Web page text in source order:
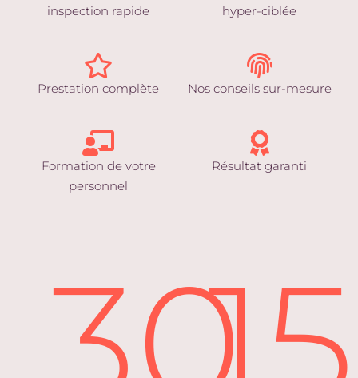
inspection rapide
hyper-ciblée
Prestation complète Nos conseils sur-mesure
Formation de votre
personnel
Résultat garanti